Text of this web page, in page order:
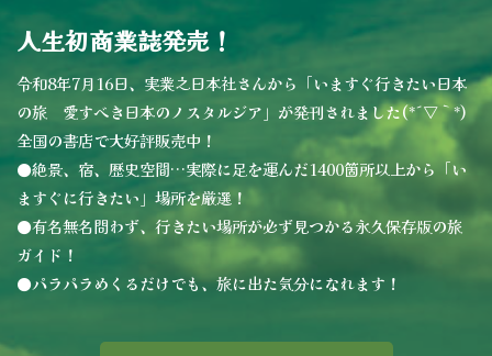
人生初商業誌発売！
令和8年7月16日、実業之日本社さんから「いますぐ行きたい日本
の旅 愛すべき日本のノスタルジア」が発刊されました(*´▽｀*)
全国の書店で大好評販売中！
●絶景、宿、歴史空間…実際に足を運んだ1400箇所以上から「い
ますぐに行きたい」場所を厳選！
●有名無名問わず、行きたい場所が必ず見つかる永久保存版の旅
ガイド！
●パラパラめくるだけでも、旅に出た気分になれます！